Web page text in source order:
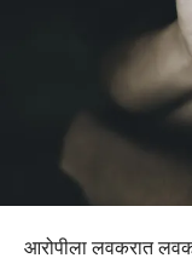
आरोपीला लवकरात